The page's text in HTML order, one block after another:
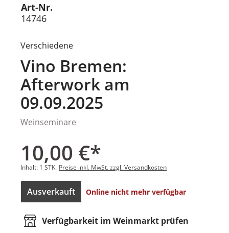
Art-Nr.
14746
Verschiedene
Vino Bremen:
Afterwork am
09.09.2025
Weinseminare
10,00 €*
Inhalt: 1 STK. Preise inkl. MwSt. zzgl. Versandkosten
Ausverkauft Online nicht mehr verfügbar
Verfügbarkeit im Weinmarkt prüfen